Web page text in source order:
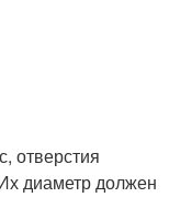
отверстия
диаметр должен